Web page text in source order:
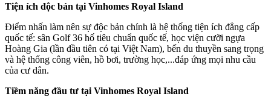
Tiện ích độc bản tại Vinhomes Royal Island
Điểm nhấn làm nên sự độc bản chính là hệ thống tiện ích đẳng cấp
quốc tế: sân Golf 36 hố tiêu chuẩn quốc tế, học viện cưỡi ngựa
Hoàng Gia (lần đầu tiên có tại Việt Nam), bến du thuyền sang trọng
và hệ thống công viên, hồ bơi, trường học,...đáp ứng mọi nhu cầu
của cư dân.
Tiềm năng đầu tư tại Vinhomes Royal Island